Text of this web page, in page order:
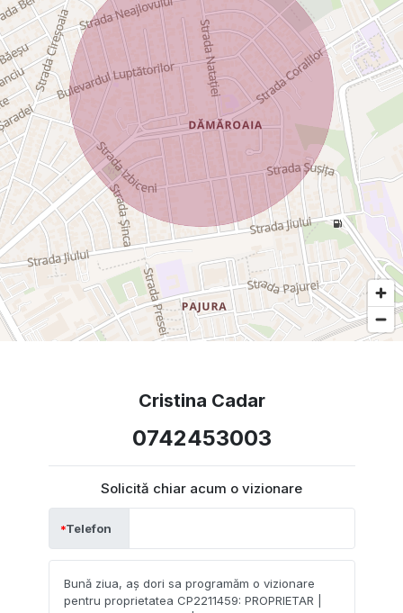
Cristina Cadar
0742453003
Solicită chiar acum o vizionare
Telefon